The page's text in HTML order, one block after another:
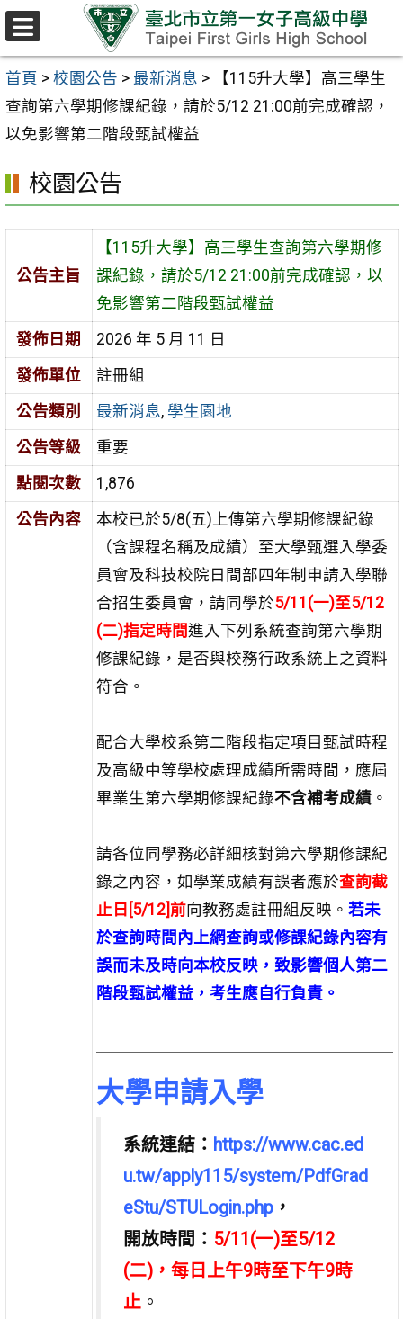
跳至主要內容區
首頁 > 校園公告 > 最新消息 >
【115升大學】高三學生
查詢第六學期修課紀錄，請於5/12 21:00前完成確認，
以免影響第二階段甄試權益
校園公告
公告主旨
【115升大學】高三學生查詢第六學期修
課紀錄，請於5/12 21:00前完成確認，以
免影響第二階段甄試權益
發佈日期
2026 年 5 月 11 日
發佈單位
註冊組
公告類別
最新消息, 學生園地
公告等級
重要
點閱次數
1,876
公告內容
本校已於5/8(五)上傳第六學期修課紀錄
（含課程名稱及成績）至大學甄選入學委
員會及科技校院日間部四年制申請入學聯
合招生委員會，請同學於5/11(一)至5/12
(二)指定時間進入下列系統查詢第六學期
修課紀錄，是否與校務行政系統上之資料
符合。
配合大學校系第二階段指定項目甄試時程
及高級中等學校處理成績所需時間，應屆
畢業生第六學期修課紀錄不含補考成績。
請各位同學務必詳細核對第六學期修課紀
錄之內容，如學業成績有誤者應於查詢截
止日[5/12]前向教務處註冊組反映。 若未
於查詢時間內上網查詢或修課紀錄內容有
誤而未及時向本校反映，致影響個人第二
階段甄試權益，考生應自行負責。
大學申請入學
系統連結： https://www.cac.ed
u.tw/apply115/system/PdfGrad
eStu/STULogin.php，
開放時間： 5/11(一)至5/12
(二)，每日上午9時至下午9時
止。
選
單